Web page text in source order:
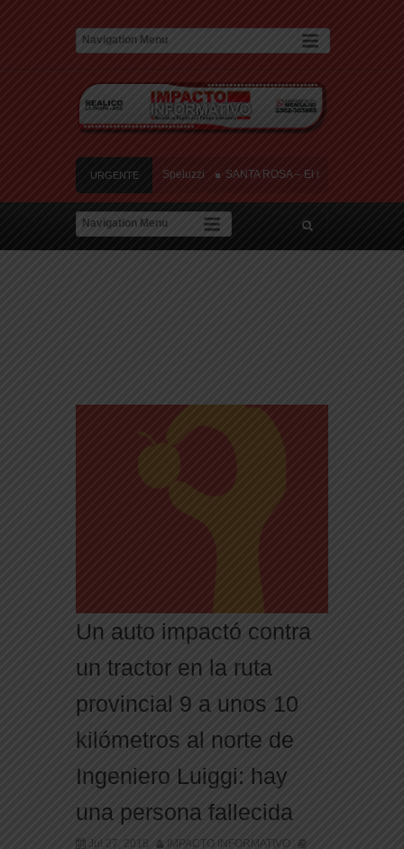
URGENTE
y tres heridos cerca de Speluzzi SANTA ROSA – El municipio plantó más
contra de la «Ley de Tierras» River lo descartó y el pibe Jaime brilla en
Un auto impactó contra
un tractor en la ruta
provincial 9 a unos 10
kilómetros al norte de
Ingeniero Luiggi: hay
una persona fallecida
Jul 27, 2018
IMPACTO INFORMATIVO